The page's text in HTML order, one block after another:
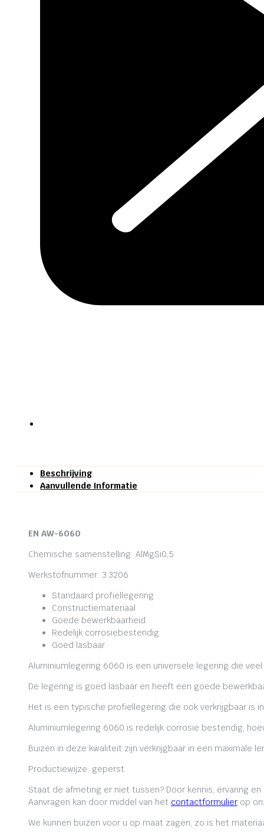
Beschrijving
Aanvullende Informatie
EN AW-6060
Chemische samenstelling: AlMgSi0,5
Werkstofnummer: 3.3206
Standaard profiellegering
Constructiemateriaal
Goede bewerkbaarheid
Redelijk corrosiebestendig
Goed lasbaar
Aluminiumlegering 6060 is een universele legering die
De legering is goed lasbaar en heeft een goede
Het is een typische profiellegering die ook verkrijgbaar is
Aluminiumlegering 6060 is redelijk corrosie bestendig,
Buizen in deze kwaliteit zijn verkrijgbaar in een maximale
Productiewijze: geperst
Staat de afmeting er niet tussen? Door kennis, ervaring
Aanvragen kan door middel van het contactformulier op
We kunnen buizen voor u op maat zagen, zo is het